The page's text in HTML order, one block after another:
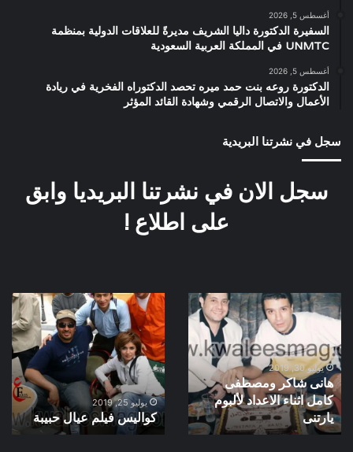
أغسطس 5, 2026
السفيرة الدكتورة داليا الشريف مديرةً للعلاقات الدولية بمنظمة
UNMTC في المملكة العربية السعودية
أغسطس 5, 2026
الدكتورة روعه بنت حمد ميره تحصد الدكتوراه الفخرية في ريادة
الأعمال والاتصال الرقمي وشهادة القائد المؤثر
سجل في نشرتنا البريدية
سجل الان في نشرتنا البريديا وابق
على اطلاع !
هانى
شاكر
كامل
اثناء
الاعداد
لألبوم
يارتنى
يوليو 30, 2019
هانى شاكر ومصطفى
كامل اثناء الاعداد لألبوم
يارتنى
كواليس
فيلم
عيال
حبيبة
يوليو 25, 2019
كواليس فيلم عيال حبيبة